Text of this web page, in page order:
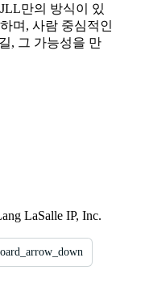
만의 방식이 있
며, 사람 중심적인
, 그 가능성을 만
LaSalle IP, Inc.